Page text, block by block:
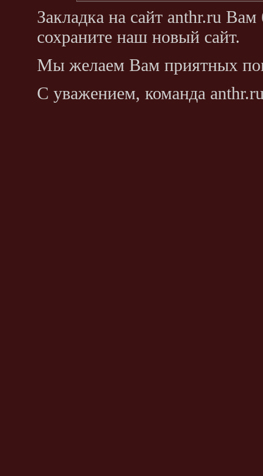
Закладка на сайт anthr.ru
сохраните наш новый сайт.
Мы желаем Вам приятных
С уважением, команда